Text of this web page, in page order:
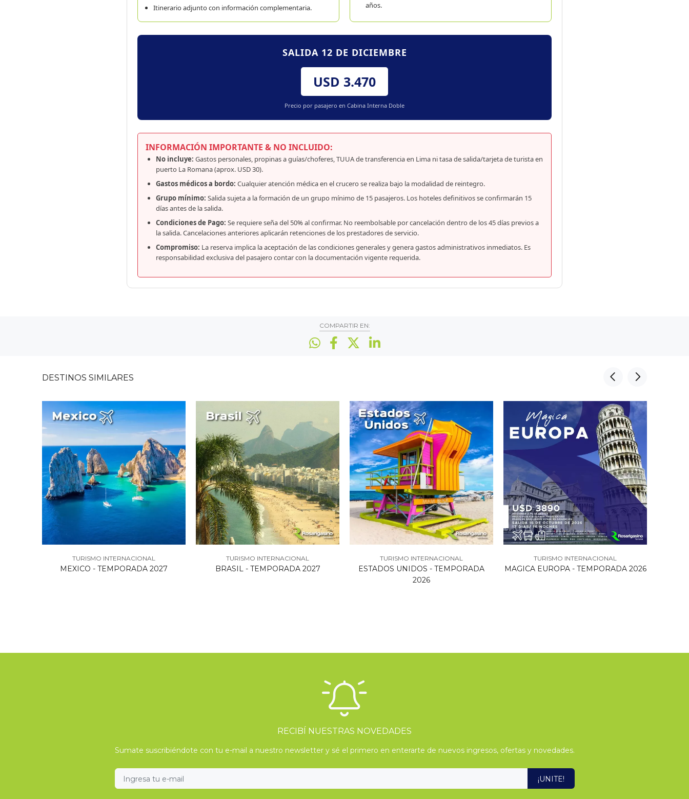
Itinerario adjunto con información complementaria.
años.
SALIDA 12 DE DICIEMBRE
USD 3.470
Precio por pasajero en Cabina Interna Doble
INFORMACIÓN IMPORTANTE & NO INCLUIDO:
No incluye: Gastos personales, propinas a guías/choferes, TUUA de transferencia en Lima ni tasa de salida/tarjeta de turista en
puerto La Romana (aprox. USD 30).
Gastos médicos a bordo: Cualquier atención médica en el crucero se realiza bajo la modalidad de reintegro.
Grupo mínimo: Salida sujeta a la formación de un grupo mínimo de 15 pasajeros. Los hoteles definitivos se confirmarán 15
días antes de la salida.
Condiciones de Pago: Se requiere seña del 50% al confirmar. No reembolsable por cancelación dentro de los 45 días previos a
la salida. Cancelaciones anteriores aplicarán retenciones de los prestadores de servicio.
Compromiso: La reserva implica la aceptación de las condiciones generales y genera gastos administrativos inmediatos. Es
responsabilidad exclusiva del pasajero contar con la documentación vigente requerida.
COMPARTIR EN:
DESTINOS SIMILARES
TURISMO INTERNACIONAL
MEXICO - TEMPORADA 2027
TURISMO INTERNACIONAL
BRASIL - TEMPORADA 2027
TURISMO INTERNACIONAL
ESTADOS UNIDOS - TEMPORADA
2026
TURISMO INTERNACIONAL
MAGICA EUROPA - TEMPORADA 2026
RECIBÍ NUESTRAS NOVEDADES
Sumate suscribiéndote con tu e-mail a nuestro newsletter y sé el primero en enterarte de nuevos ingresos, ofertas y novedades.
¡UNITE!